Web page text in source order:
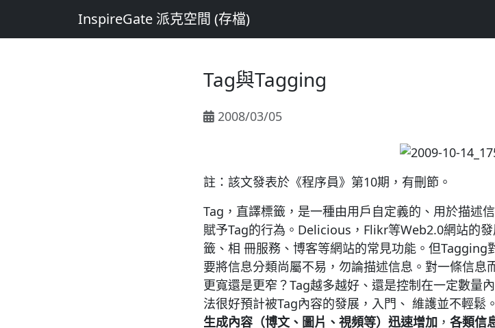
InspireGate 派克空間 (存檔)
Tag與Tagging
2008/03/05
註：該文發表於《程序員》第10期，有刪節。
Tag，直譯標籤，是一種由用戶自定義的、用於描述
賦予Tag的行為。Delicious，Flikr等Web2.0網站的
籤、相 冊服務、博客等網站的常見功能。但Tagging
要將信息分類尚屬不易，勿論描述信息。對一條信息
更寬還是更窄？Tag越多越好、還是控制在一定數量
法很好預計被Tag內容的發展，入門、 維護並不輕
生成內容（博文、圖片、視頻等）迅速增加 ， 各類信